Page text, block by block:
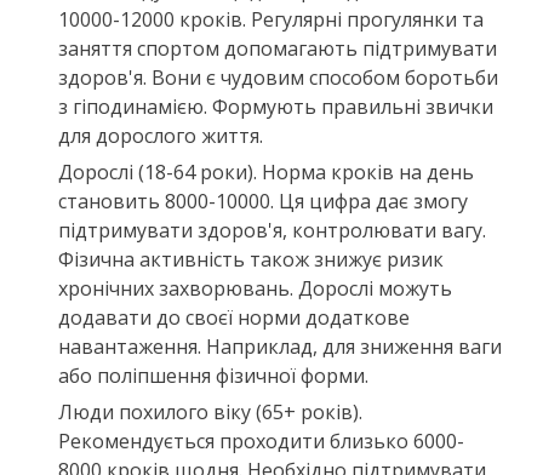
10000-12000 кроків. Регулярні прогулянки та
заняття спортом допомагають підтримувати
здоров'я. Вони є чудовим способом боротьби
з гіподинамією. Формують правильні звички
для дорослого життя.
Дорослі (18-64 роки). Норма кроків на день
становить 8000-10000. Ця цифра дає змогу
підтримувати здоров'я, контролювати вагу.
Фізична активність також знижує ризик
хронічних захворювань. Дорослі можуть
додавати до своєї норми додаткове
навантаження. Наприклад, для зниження ваги
або поліпшення фізичної форми.
Люди похилого віку (65+ років).
Рекомендується проходити близько 6000-